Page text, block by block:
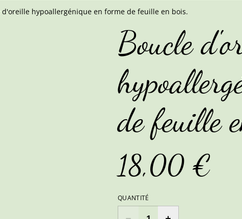
d'oreille hypoallergénique en forme de feuille en bois.
Boucle
de feuille
18,00 €
QUANTITÉ